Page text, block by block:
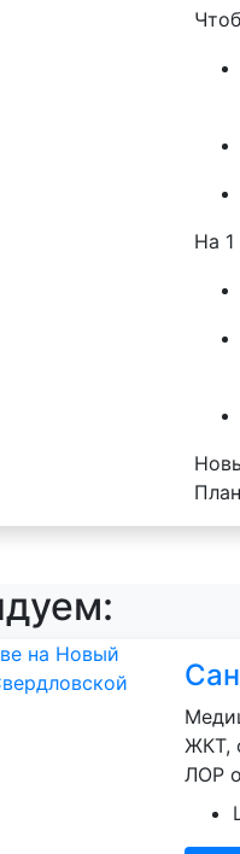
На 1
ЖКТ,
ЛОР